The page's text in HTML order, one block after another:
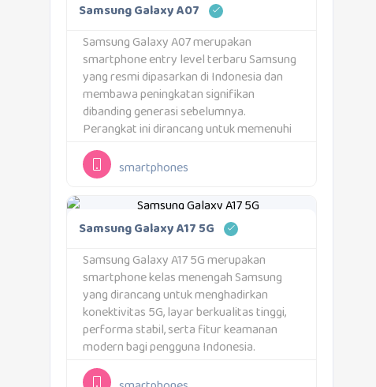
Samsung Galaxy A07
Samsung Galaxy A07 merupakan
smartphone entry level terbaru Samsung
yang resmi dipasarkan di Indonesia dan
membawa peningkatan signifikan
dibanding generasi sebelumnya.
Perangkat ini dirancang untuk memenuhi
kebutuhan pengguna Indonesia yang
menginginkan ponsel harian dengan
performa lancar, layar besar, baterai
tahan lama, serta ketahanan ekstra untuk
penggunaan di lapangan. Samsung
memposisikan...
smartphones
Samsung Galaxy A17 5G
Samsung Galaxy A17 5G merupakan
smartphone kelas menengah Samsung
yang dirancang untuk menghadirkan
konektivitas 5G, layar berkualitas tinggi,
performa stabil, serta fitur keamanan
modern bagi pengguna Indonesia.
Perangkat ini menjadi varian 5G dari lini
Galaxy A17 dan menyasar pengguna yang